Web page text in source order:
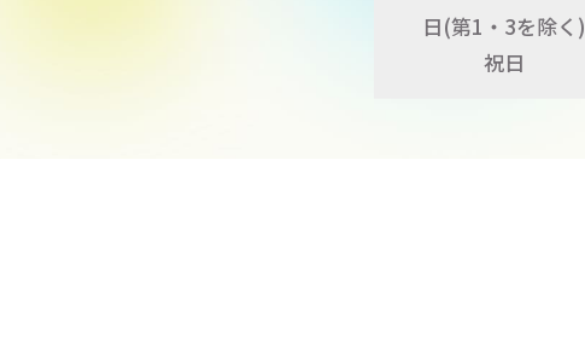
日(第1・3を除く)
祝日